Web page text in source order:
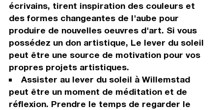
écrivains, tirent inspiration des couleurs et
des formes changeantes de l'aube pour
produire de nouvelles oeuvres d'art. Si vous
possédez un don artistique, Le lever du soleil
peut être une source de motivation pour vos
propres projets artistiques.
Assister au lever du soleil à Willemstad
peut être un moment de méditation et de
réflexion. Prendre le temps de regarder le